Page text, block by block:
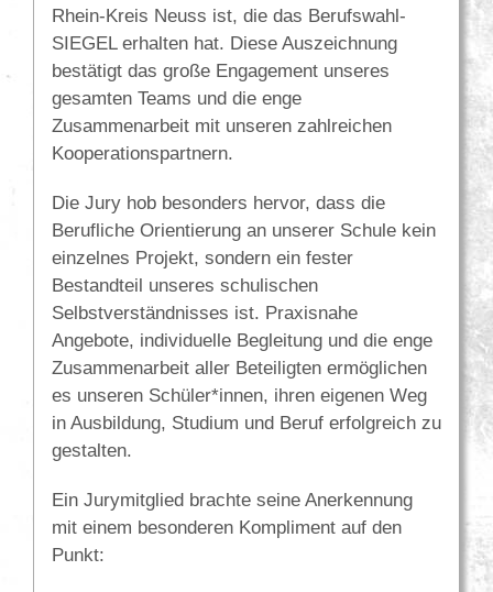
Rhein-Kreis Neuss ist, die das Berufswahl-
SIEGEL erhalten hat. Diese Auszeichnung
bestätigt das große Engagement unseres
gesamten Teams und die enge
Zusammenarbeit mit unseren zahlreichen
Kooperationspartnern.
Die Jury hob besonders hervor, dass die
Berufliche Orientierung an unserer Schule kein
einzelnes Projekt, sondern ein fester
Bestandteil unseres schulischen
Selbstverständnisses ist. Praxisnahe
Angebote, individuelle Begleitung und die enge
Zusammenarbeit aller Beteiligten ermöglichen
es unseren Schüler*innen, ihren eigenen Weg
in Ausbildung, Studium und Beruf erfolgreich zu
gestalten.
Ein Jurymitglied brachte seine Anerkennung
mit einem besonderen Kompliment auf den
Punkt: